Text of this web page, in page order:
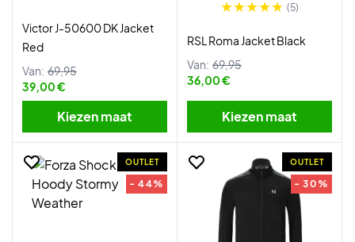
Victor J-50600 DK Jacket
Red
Van: 69,95
39,00 €
Kiezen maat
(5)
RSL Roma Jacket Black
Van: 69,95
36,00 €
Kiezen maat
OUTLET
- 44%
OUTLET
- 30%